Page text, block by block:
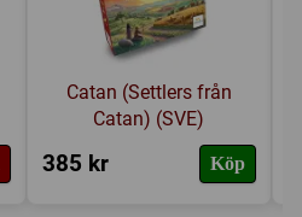
Catan (Settlers från
Catan) (SVE)
385 kr Köp